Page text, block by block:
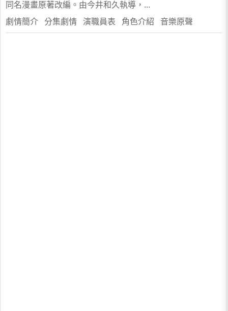
同名漫畫原著改編。由今井和久執導，...
劇情簡介 分集劇情 演職員表 角色介紹 音樂原聲